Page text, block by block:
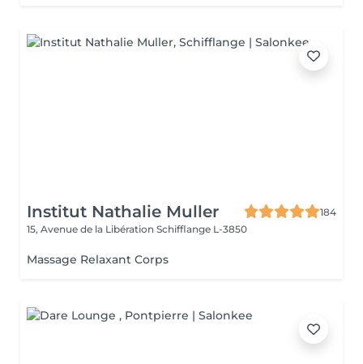
Institut Nathalie Muller
184
15, Avenue de la Libération Schifflange L-3850
Massage Relaxant Corps